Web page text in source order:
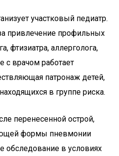
участковый педиатр.
привлечение профильных
фтизиатра, аллерголога,
с врачом работает
патронаж детей,
в группе риска.
перенесенной острой,
формы пневмонии
обследование в условиях